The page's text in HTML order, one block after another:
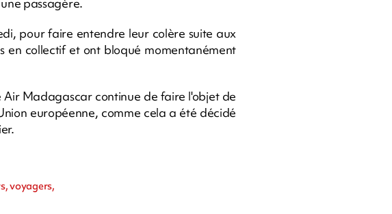
pour faire entendre leur colère suite aux
en collectif et ont bloqué momentanément
Madagascar continue de faire l'objet de
européenne, comme cela a été décidé
voyagers,